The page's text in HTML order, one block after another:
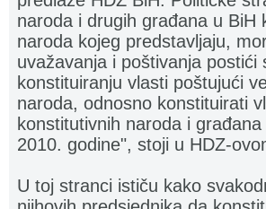
naroda i drugih građana u BiH
naroda kojeg predstavljaju,
uvažavanja i poštivanja
konstituiranju vlasti poštujući
naroda, odnosno konstituirati
konstitutivnih naroda i
2010. godine", stoji u HDZ-
U toj stranci ističu kako